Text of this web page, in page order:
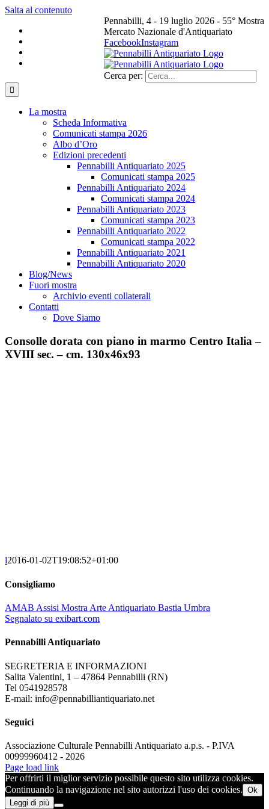
Salta al contenuto
Pennabilli, 4 - 19 luglio 2026 - 55° Mostra
Mercato Nazionale d'Antiquariato
FacebookInstagram
Cerca per:
La mostra
Scheda Informativa
Comunicati stampa 2026
Albo d’Oro
Edizioni precedenti
Pennabilli Antiquariato 2025
Comunicati stampa 2025
Pennabilli Antiquariato 2024
Comunicati stampa 2024
Pennabilli Antiquariato 2023
Comunicati stampa 2023
Pennabilli Antiquariato 2022
Comunicati stampa 2022
Pennabilli Antiquariato 2021
Pennabilli Antiquariato 2020
Blog/News
Fuori mostra
Archivio eventi collaterali
Contatti
Dove Siamo
Consolle dorata con piano in marmo Centro Italia –
XVIII sec. – cm. 130x46x93
l2016-01-02T19:08:52+01:00
Consigliamo
AMAB Assisi Mostra Arte Antiquariato Bastia Umbra
Segnalato su exibart.com
Pennabilli Antiquariato
SEGRETERIA E INFORMAZIONI
Salita Valentini, 1 – 47864 Pennabilli (RN)
Tel 0541928578
E-mail: info@pennabilliantiquariato.net
Seguici
Associazione Culturale Pennabilli Antiquariato a.p.s. - P.IVA
00999960412 - 2026
Page load link
Per offrirti il miglior servizio possibile questo sito utilizza cookies.
Continuando la navigazione nel sito autorizzi l'uso dei cookies. Ok
Leggi di più